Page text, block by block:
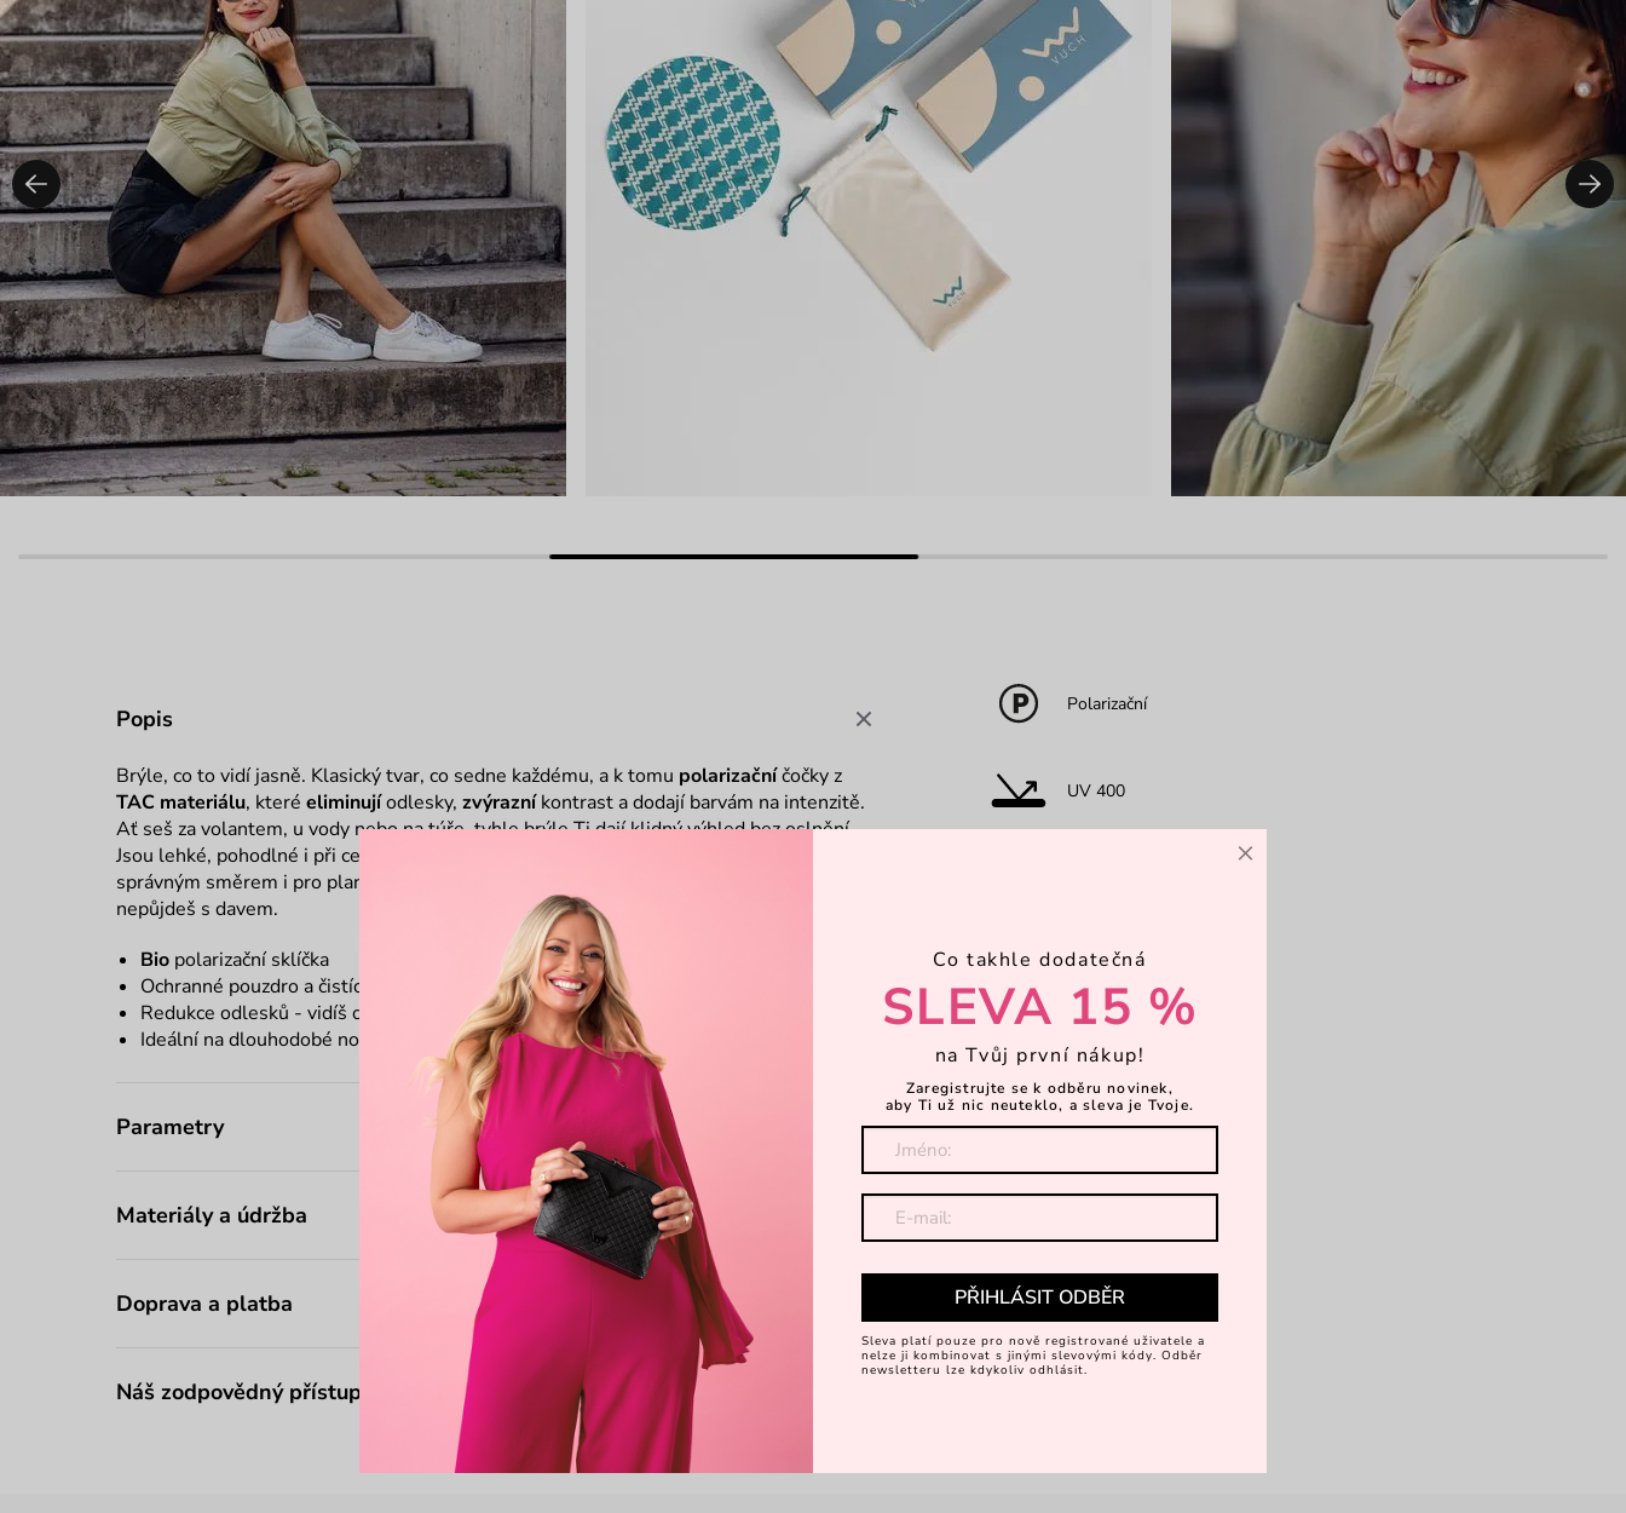
Popis
Brýle, co to vidí jasně. Klasický tvar, co sedne každému, a k tomu polarizačníčočky z
TAC materiálu, které eliminujíodlesky, zvýrazníkontrast a dodají barvám na intenzitě.
Ať seš za volantem, u vody nebo na túře, tyhle brýle Ti dají klidný výhled bez oslnění.
Jsou lehké, pohodlné i při celodenním nošení a
správným směrem i pro planetu. Stylový barevný přechod pak jen podtrhne, že v nich
nepůjdeš s davem.
Bio polarizační sklíčka
Ochranné pouzdro a čistící hadřík
zdarma
Redukce odlesků - vidíš ostřeji a bez oslnění
Ideální na dlouhodobé nošení bez únavy očí
Parametry
Materiály a údržba
Doprava a platba
Náš zodpovědný přístup
Polarizační
UV 400
Hadřík
×
Co takhle dodatečná
SLEVA 15 %
na Tvůj první nákup!
Zaregistrujte se k odběru novinek,
aby Ti už nic neuteklo, a sleva je Tvoje.
PŘIHLÁSIT ODBĚR
Sleva platí pouze pro nově registrované uživatele a
nelze ji kombinovat s jinými slevovými kódy. Odběr
newsletteru lze kdykoliv odhlásit.